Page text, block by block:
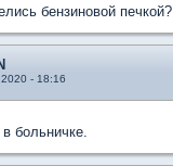
бензиновой печкой?
- 18:16
больничке.